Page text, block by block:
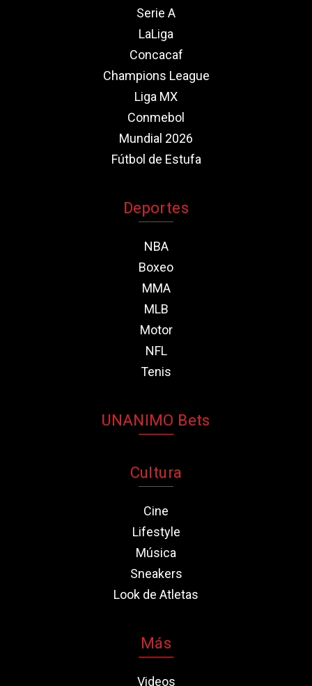
Serie A
LaLiga
Concacaf
Champions League
Liga MX
Conmebol
Mundial 2026
Fútbol de Estufa
Deportes
NBA
Boxeo
MMA
MLB
Motor
NFL
Tenis
UNANIMO Bets
Cultura
Cine
Lifestyle
Música
Sneakers
Look de Atletas
Más
Videos